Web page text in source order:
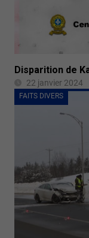
Disparition de
22 janvier 2024
FAITS DIVERS